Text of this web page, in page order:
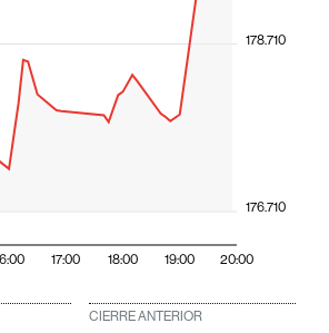
17:00 18:00 19:00 20:00
176.710
178.710
CIERRE ANTERIOR